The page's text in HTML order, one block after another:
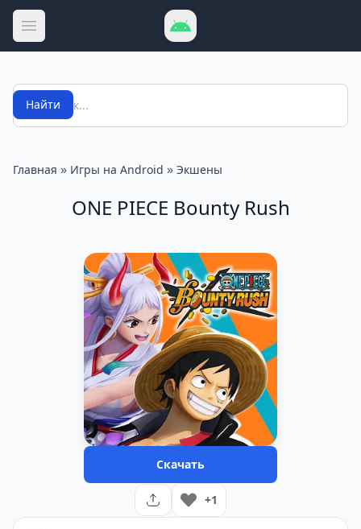
Открыть меню
Поиск
Найти
Главная » Игры на Android » Экшены
ONE PIECE Bounty Rush
Скачать
+1